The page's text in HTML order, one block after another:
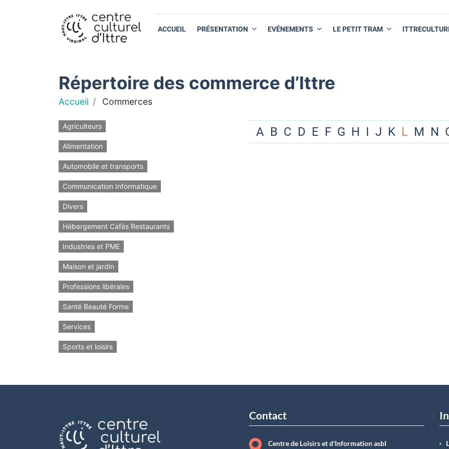
ACCUEIL PRÉSENTATION EVÉNEMENTS LE PETIT TRAM
Répertoire des commerce d’Ittre
Accueil Commerces
Agriculteurs
Alimentation
Automobile et transports
Communication Informatique
Divers
Hébergement Cafés Restaurants
Industries et PME
Maison et jardin
Professions libérales
Santé Beauté Forme
Services
Sports et loisirs
A B C D E F G H I J K L M N
Contact
Centre de Loisirs et d'Information asbI